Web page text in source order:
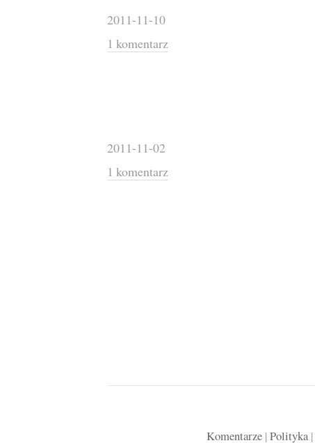
2011-11-10
1 komentarz
2011-11-02
1 komentarz
Komentarze| Polityka|